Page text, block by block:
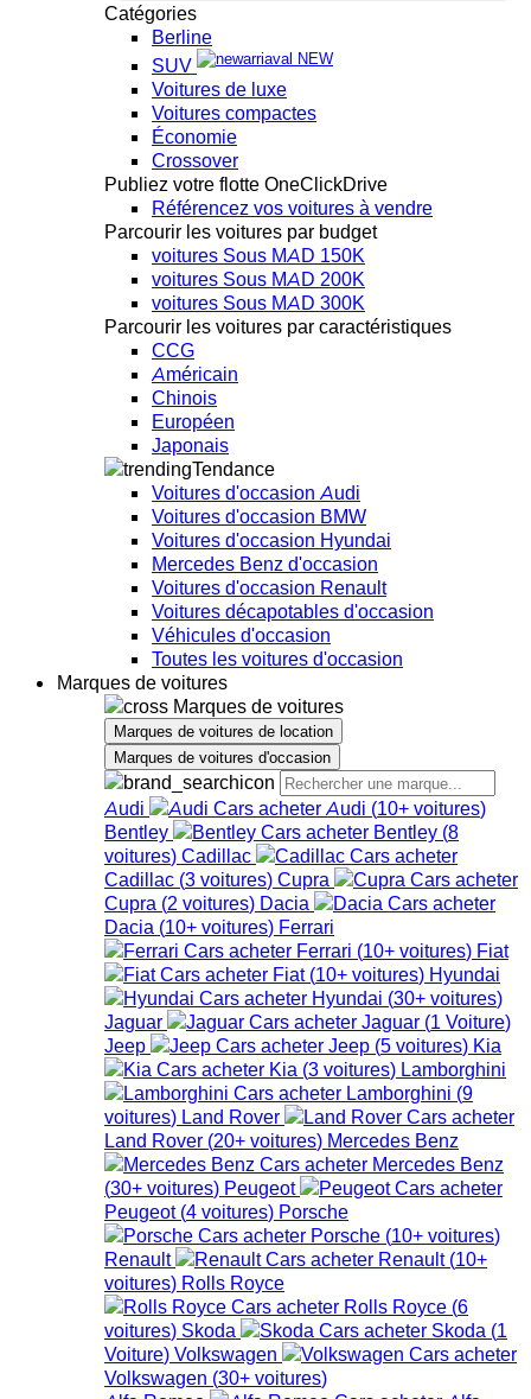
Catégories
Berline
SUV
NEW
Voitures de luxe
Voitures compactes
Économie
Crossover
Publiez votre flotte OneClickDrive
Référencez vos voitures à vendre
Parcourir les voitures par budget
voitures Sous MAD 150K
voitures Sous MAD 200K
voitures Sous MAD 300K
Parcourir les voitures par caractéristiques
CCG
Américain
Chinois
Européen
Japonais
Tendance
Voitures d'occasion Audi
Voitures d'occasion BMW
Voitures d'occasion Hyundai
Mercedes Benz d'occasion
Voitures d'occasion Renault
Voitures décapotables d'occasion
Véhicules d'occasion
Toutes les voitures d'occasion
Marques de voitures
Marques de voitures
Marques de voitures de location
Marques de voitures d'occasion
Audi Audi (10+ voitures)
Bentley
Bentley (8
voitures) Cadillac
Cadillac (3 voitures) Cupra
Cupra (2 voitures) Dacia
Dacia (10+ voitures) Ferrari
Ferrari (10+ voitures) Fiat
Fiat (10+ voitures) Hyundai
Hyundai (30+ voitures)
Jaguar
Jaguar (1 Voiture)
Jeep
Jeep (5 voitures) Kia
Kia (3 voitures) Lamborghini
Lamborghini (9
voitures) Land Rover
Land Rover (20+ voitures) Mercedes Benz
Mercedes Benz
(30+ voitures) Peugeot
Peugeot (4 voitures) Porsche
Porsche (10+ voitures)
Renault
Renault (10+
voitures) Rolls Royce
Rolls Royce (6
voitures) Skoda Skoda (1
Voiture) Volkswagen
Volkswagen (30+ voitures)